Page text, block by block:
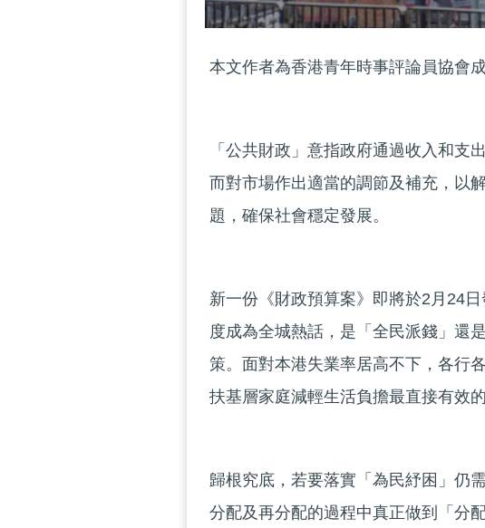
本文作者為香港青年時事評論員協會
「公共財政」意指政府通過收入和支
而對市場作出適當的調節及補充，以
題，確保社會穩定發展。
新一份《財政預算案》即將於2月24
度成為全城熱話，是「全民派錢」還
策。面對本港失業率居高不下，各行
扶基層家庭減輕生活負擔最直接有效
歸根究底，若要落實「為民紓困」仍
分配及再分配的過程中真正做到「分